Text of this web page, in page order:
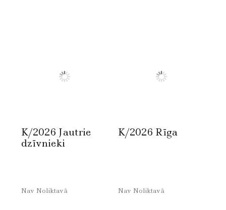
K/2026 Jautrie
dzīvnieki
Nav Noliktavā
K/2026 Rīga
Nav Noliktavā